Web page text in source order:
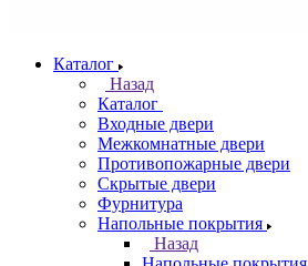
Каталог
Назад
Каталог
Входные двери
Межкомнатные двери
Противопожарные двери
Скрытые двери
Фурнитура
Напольные покрытия
Назад